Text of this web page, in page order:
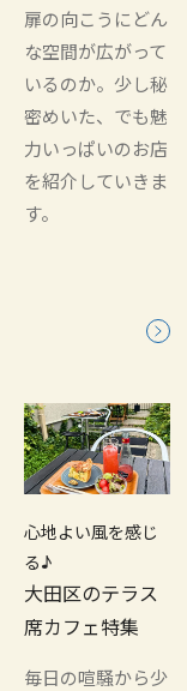
扉の向こうにどん
な空間が広がって
いるのか。少し秘
密めいた、でも魅
力いっぱいのお店
を紹介していきま
す。
心地よい風を感じ
る♪
大田区のテラス
席カフェ特集
毎日の喧騒から少